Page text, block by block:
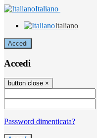
Italiano
Italiano
Accedi
Accedi
button close ×
Password dimenticata?